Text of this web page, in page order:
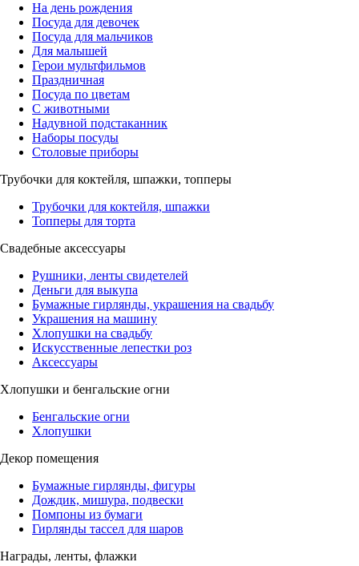
На день рождения
Посуда для девочек
Посуда для мальчиков
Для малышей
Герои мультфильмов
Праздничная
Посуда по цветам
С животными
Надувной подстаканник
Наборы посуды
Столовые приборы
Трубочки для коктейля, шпажки, топперы
Трубочки для коктейля, шпажки
Топперы для торта
Свадебные аксессуары
Рушники, ленты свидетелей
Деньги для выкупа
Бумажные гирлянды, украшения на свадьбу
Украшения на машину
Хлопушки на свадьбу
Искусственные лепестки роз
Аксессуары
Хлопушки и бенгальские огни
Бенгальские огни
Хлопушки
Декор помещения
Бумажные гирлянды, фигуры
Дождик, мишура, подвески
Помпоны из бумаги
Гирлянды тассел для шаров
Награды, ленты, флажки